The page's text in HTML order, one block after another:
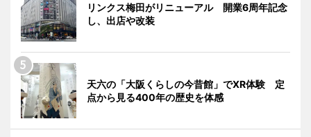
リンクス梅田がリニューアル 開業6周年記念
し、出店や改装
天六の「大阪くらしの今昔館」でXR体験 定
点から見る400年の歴史を体感